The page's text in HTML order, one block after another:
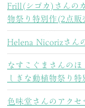
Frill(シゴカ)さんの
物祭り特別作(2点販
Helena Nicorizさん
なすこぐまさんの
しぎな動植物祭り特
色味堂さんのアクセ